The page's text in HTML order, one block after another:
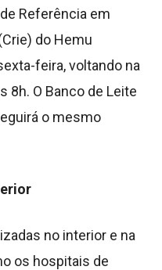
Referência em
do Hemu
feira, voltando na
8h. O Banco de Leite
o mesmo
no interior e na
os hospitais de